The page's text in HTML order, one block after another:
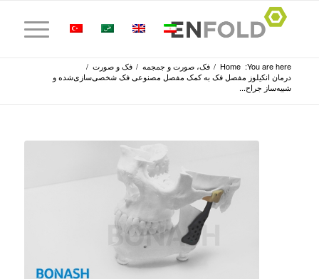
You are here:
Home
/ فک، صورت و جمجمه / فک و صورت /
درمان انکیلوز مفصل فک به کمک مفصل مصنوعی فک شخصی‌سازی‌شده و
شبیه‌ساز جراح...